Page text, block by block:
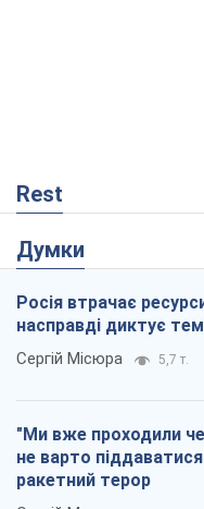
Rest
Думки
Росія втрачає
насправді диктує
Сергій Місюра 5,7 т.
"Ми вже проходили
не варто піддаватися
ракетний терор